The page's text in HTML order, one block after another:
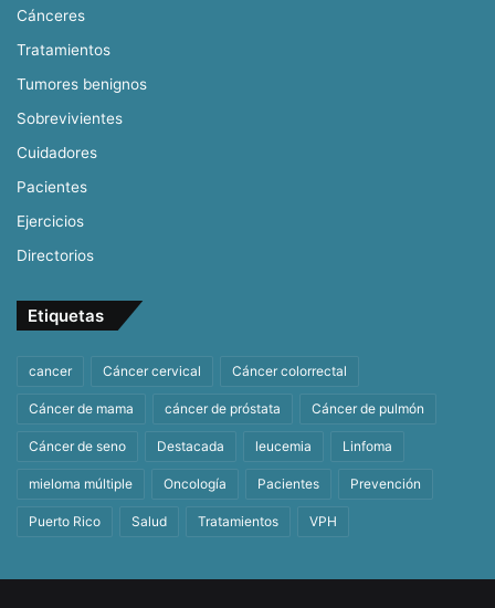
Cánceres
Tratamientos
Tumores benignos
Sobrevivientes
Cuidadores
Pacientes
Ejercicios
Directorios
Etiquetas
cancer Cáncer cervical Cáncer colorrectal
Cáncer de mama cáncer de próstata Cáncer de pulmón
Cáncer de seno Destacada leucemia Linfoma
mieloma múltiple Oncología Pacientes Prevención
Puerto Rico Salud Tratamientos VPH